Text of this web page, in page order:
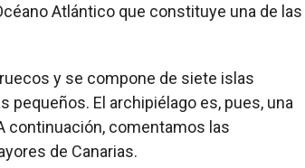
Atlántico que constituye una de las
y se compone de siete islas
El archipiélago es, pues, una
continuación, comentamos las
de Canarias.